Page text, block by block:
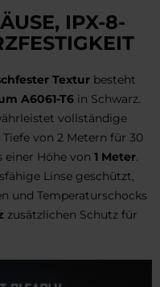
IPX-8-
Textur besteht
A6061-T6 in Schwarz.
vollständige
Tiefe von 2 Metern für 30
einer Höhe von 1 Meter
Linse geschützt,
und Temperaturschocks
zusätzlichen Schutz für